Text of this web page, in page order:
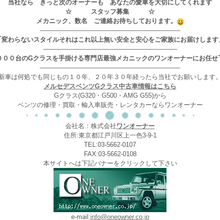
当社なら きっと次のオーナーも あなたの愛車を大切にしてくれます
☆ スタッフ募集 ☆
メカニック、数名 ご連絡お待ちしております。
——————————————————————
変わらないスタイルそれはこれ以上無い安全と安心をご家族にお届けします
—————————————————————
００台のGクラスを手掛ける専門店最強メカニックのワンオーナーにお任せ
——————————————————————
車は何処でも同じもの１０年、２０年３０年経ったら当社でお願いします。
メルセデスベンツGクラス中古車情報はこちら
Gクラス(G320・G500・AMG G55)から
ベンツの修理・買取・輸入車販売・レンタカーならワンオーナー
会社名：株式会社ワンオーナー
住所:東京都江戸川区上一色3-9-1
TEL:03-5662-0107
FAX:03-5662-0108
本サイトへは下記バナーをクリックして下さい
e-mail:info@oneowner.co.jp